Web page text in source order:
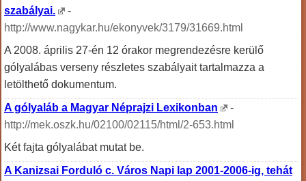
szabályai.
-
http://www.nagykar.hu/ekonyvek/3179/31669.html
A 2008. április 27-én 12 órakor megrendezésre kerülő
gólyalábas verseny részletes szabályait tartalmazza a
letölthető dokumentum.
A gólyaláb a Magyar Néprajzi Lexikonban
-
http://mek.oszk.hu/02100/02115/html/2-653.html
Két fajta gólyalábat mutat be.
A Kanizsai Forduló c. Város Napi lap 2001-2006-ig, tehát